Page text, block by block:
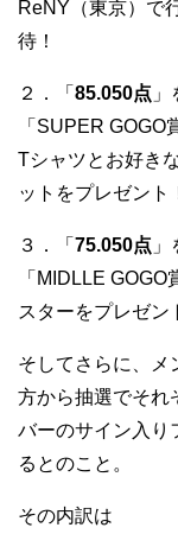
ReNY（東京）で
待！
２．「 85.050点
「SUPER
Tシャツとお好き
ットをプレゼント
３．「 75.050点
「MIDLLE
スターをプレゼン
そしてさらに、メ
方から抽選でそれ
バーのサイン入り
るとのこと。
その内訳は